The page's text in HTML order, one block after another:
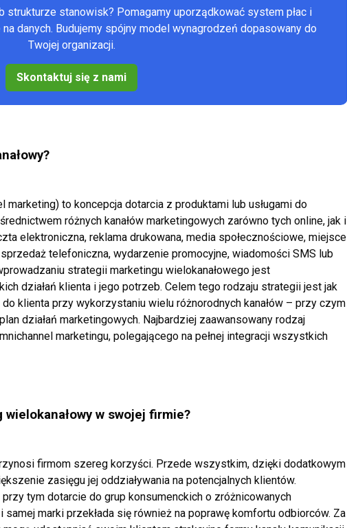
strukturze stanowisk? Pomagamy uporządkować system płac i
danych. Budujemy spójny model wynagrodzeń dopasowany do
Twojej organizacji.
Skontaktuj się z nami
marketing) to koncepcja dotarcia z produktami lub usługami do
różnych kanałów marketingowych zarówno tych online, jak i
elektroniczna, reklama drukowana, media społecznościowe, miejsce
telefoniczna, wydarzenie promocyjne, wiadomości SMS lub
strategii marketingu wielokanałowego jest
działań klienta i jego potrzeb. Celem tego rodzaju strategii jest jak
klienta przy wykorzystaniu wielu różnorodnych kanałów – przy czym
plan działań marketingowych. Najbardziej zaawansowany rodzaj
marketingu, polegającego na pełnej integracji wszystkich
w swojej firmie?
firmom szereg korzyści. Przede wszystkim, dzięki dodatkowym
zasięgu jej oddziaływania na potencjalnych klientów.
tym dotarcie do grup konsumenckich o zróżnicowanych
samej marki przekłada się również na poprawę komfortu odbiorców. Za